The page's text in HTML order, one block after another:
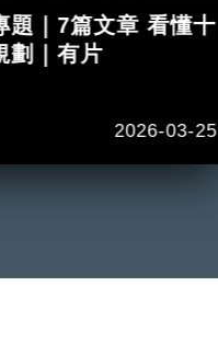
題｜7篇文章 看懂十
劃｜有片
2026-03-25